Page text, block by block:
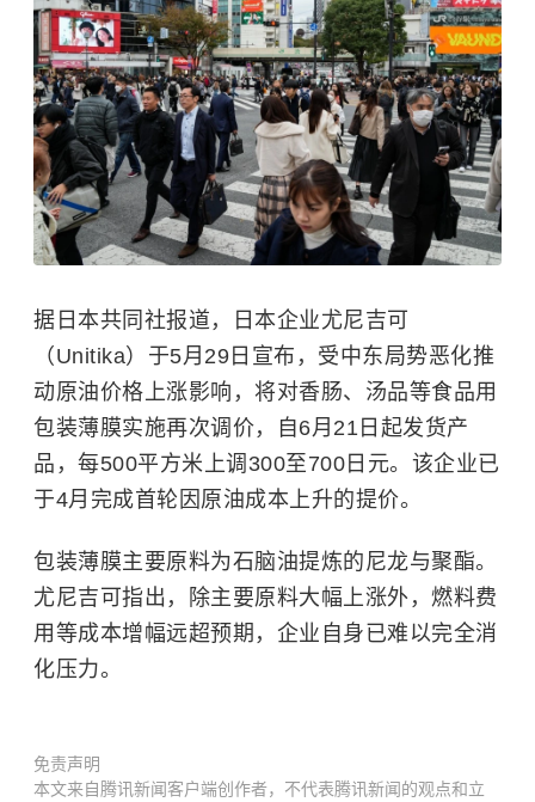
据日本共同社报道，日本企业尤尼吉可
（Unitika）于5月29日宣布，受中东局势恶化推
动原油价格上涨影响，将对香肠、汤品等食品用
包装薄膜实施再次调价，自6月21日起发货产
品，每500平方米上调300至700日元。该企业已
于4月完成首轮因原油成本上升的提价。
包装薄膜主要原料为石脑油提炼的尼龙与聚酯。
尤尼吉可指出，除主要原料大幅上涨外，燃料费
用等成本增幅远超预期，企业自身已难以完全消
化压力。
免责声明
本文来自腾讯新闻客户端创作者，不代表腾讯新闻的观点和立